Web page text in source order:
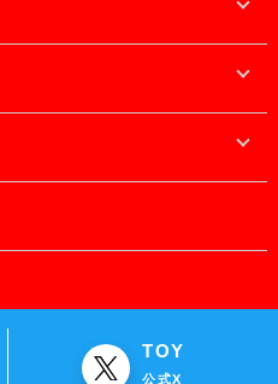
TOY
公式X